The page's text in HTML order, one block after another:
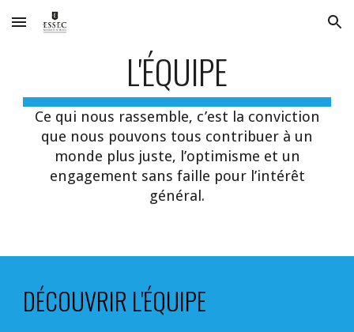
Skip to main content Skip to navigation
L'ÉQUIPE
Ce qui nous rassemble, c’est la conviction
que nous pouvons tous contribuer à un
monde plus juste, l’optimisme et un
engagement sans faille pour l’intérêt
général.
DÉCOUVRIR L'ÉQUIPE